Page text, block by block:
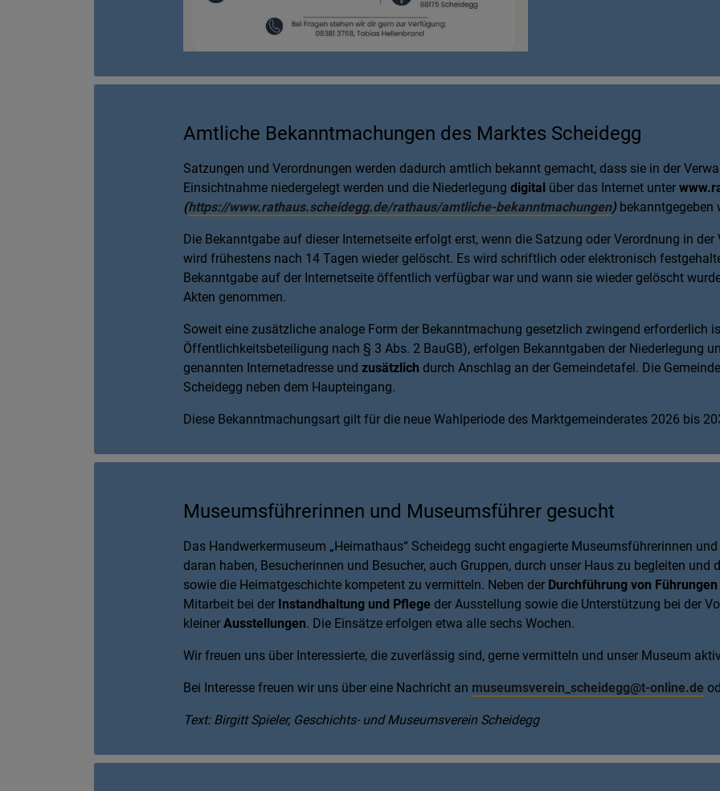
Amtliche Bekanntmachungen des Marktes Scheidegg
Satzungen und Verordnungen werden dadurch amtlich bekannt gemacht, dass sie in der
Einsichtnahme niedergelegt werden und die Niederlegung digital über das Internet unter
(https://www.rathaus.scheidegg.de/rathaus/amtliche-bekanntmachungen) bekanntgegeben
Die Bekanntgabe auf dieser Internetseite erfolgt erst, wenn die Satzung oder Verordnung in
wird frühestens nach 14 Tagen wieder gelöscht. Es wird schriftlich oder elektronisch
Bekanntgabe auf der Internetseite öffentlich verfügbar war und wann sie wieder gelöscht
Akten genommen.
Soweit eine zusätzliche analoge Form der Bekanntmachung gesetzlich zwingend erforderlich
Öffentlichkeitsbeteiligung nach § 3 Abs. 2 BauGB), erfolgen Bekanntgaben der Niederlegung
genannten Internetadresse und zusätzlich durch Anschlag an der Gemeindetafel. Die
Scheidegg neben dem Haupteingang.
Diese Bekanntmachungsart gilt für die neue Wahlperiode des Marktgemeinderates 2026 bis
Museumsführerinnen und Museumsführer gesucht
Das Handwerkermuseum „Heimathaus“ Scheidegg sucht engagierte Museumsführerinnen
daran haben, Besucherinnen und Besucher, auch Gruppen, durch unser Haus zu begleiten und
sowie die Heimatgeschichte kompetent zu vermitteln. Neben der Durchführung von Führungen
Mitarbeit bei der Instandhaltung und Pflege der Ausstellung sowie die Unterstützung bei der
kleiner Ausstellungen. Die Einsätze erfolgen etwa alle sechs Wochen.
Wir freuen uns über Interessierte, die zuverlässig sind, gerne vermitteln und unser Museum
Bei Interesse freuen wir uns über eine Nachricht an museumsverein_scheidegg@t-online.de
Text: Birgitt Spieler, Geschichts- und Museumsverein Scheidegg